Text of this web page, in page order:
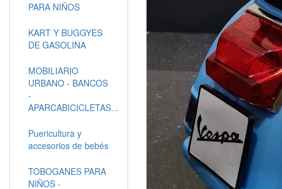
PARA NIÑOS
KART Y BUGGYES
DE GASOLINA
MOBILIARIO
URBANO - BANCOS
-
APARCABICICLETAS...
Puericultura y
accesorios de bebés
TOBOGANES PARA
NIÑOS -